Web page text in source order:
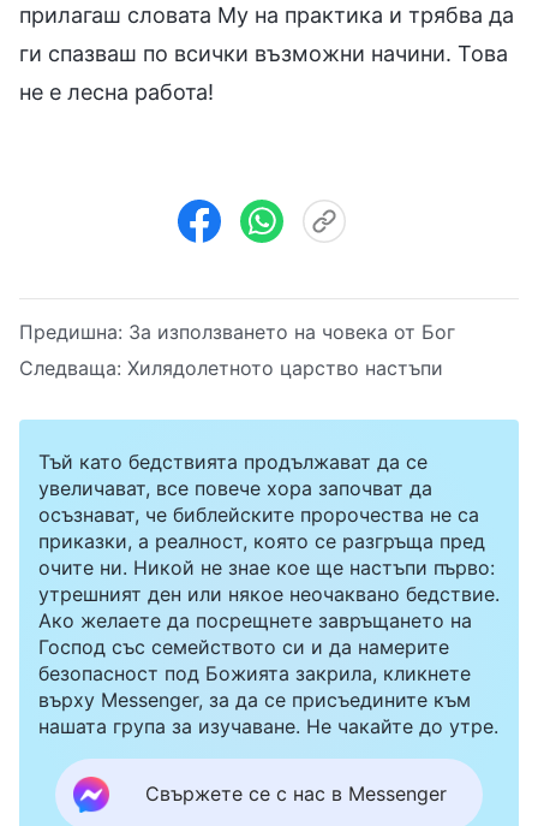
прилагаш словата Му на практика и трябва да
ги спазваш по всички възможни начини. Това
не е лесна работа!
Предишна: За използването на човека от Бог
Следваща: Хилядолетното царство настъпи
Тъй като бедствията продължават да се
увеличават, все повече хора започват да
осъзнават, че библейските пророчества не са
приказки, а реалност, която се разгръща пред
очите ни. Никой не знае кое ще настъпи първо:
утрешният ден или някое неочаквано бедствие.
Ако желаете да посрещнете завръщането на
Господ със семейството си и да намерите
безопасност под Божията закрила, кликнете
върху Messenger, за да се присъедините към
нашата група за изучаване. Не чакайте до утре.
Свържете се с нас в Messenger